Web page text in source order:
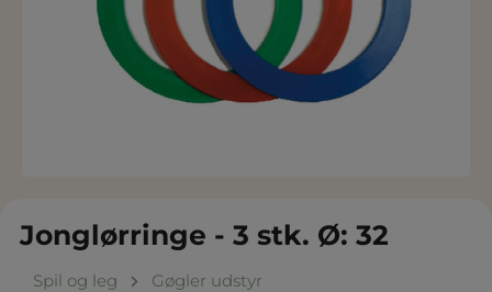
Jonglørringe - 3 stk. Ø: 32
Spil og leg Gøgler udstyr